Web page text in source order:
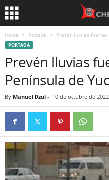
Home Portada Prevén lluvias
PORTADA
Prevén lluvias
Península de
By Manuel Dzul - 10 de octubre de 2022